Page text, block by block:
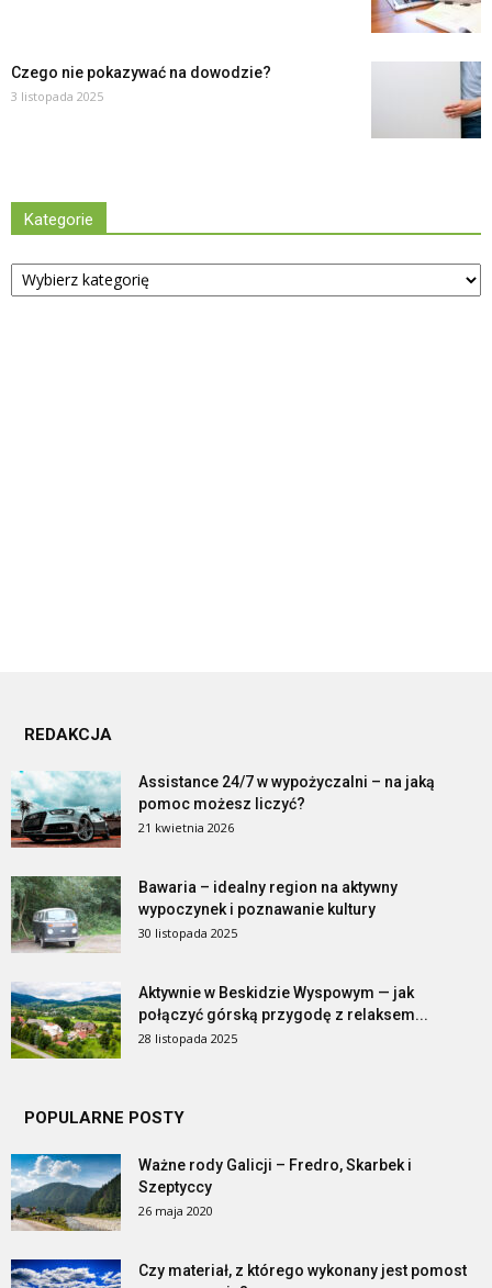
Czego nie pokazywać na dowodzie?
3 listopada 2025
Kategorie
Kategorie
REDAKCJA
Assistance 24/7 w wypożyczalni – na jaką
pomoc możesz liczyć?
21 kwietnia 2026
Bawaria – idealny region na aktywny
wypoczynek i poznawanie kultury
30 listopada 2025
Aktywnie w Beskidzie Wyspowym — jak
połączyć górską przygodę z relaksem...
28 listopada 2025
POPULARNE POSTY
Ważne rody Galicji – Fredro, Skarbek i
Szeptyccy
26 maja 2020
Czy materiał, z którego wykonany jest pomost